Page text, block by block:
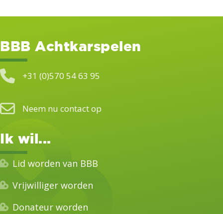
BBB Achtkarspelen
+31 (0)570 54 63 95
Neem nu contact op
Ik wil...
Lid worden van BBB
Vrijwilliger worden
Donateur worden